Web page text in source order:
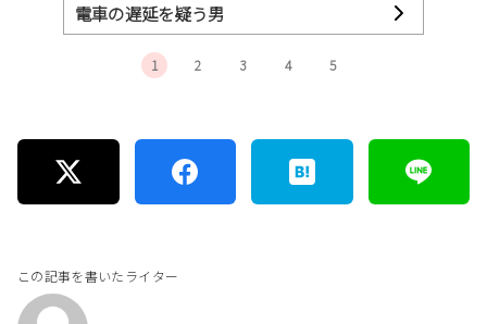
電車の遅延を疑う男
1 2 3 4 5
この記事を書いたライター